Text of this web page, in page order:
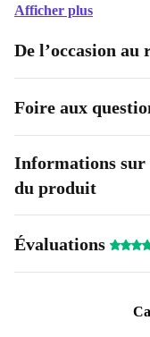
Afficher plus
De l’occasion
Foire aux
Informations sur
du produit
Évaluations